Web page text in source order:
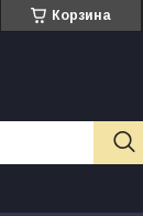
Корзина